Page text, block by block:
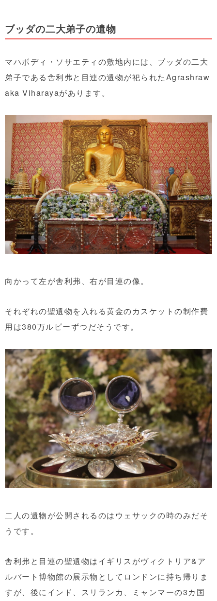
ブッダの二大弟子の遺物
マハボディ・ソサエティの敷地内には、ブッダの二大
弟子である舎利弗と目連の遺物が祀られたAgrashraw
aka Viharayaがあります。
向かって左が舎利弗、右が目連の像。
それぞれの聖遺物を入れる黄金のカスケットの制作費
用は380万ルピーずつだそうです。
二人の遺物が公開されるのはウェサックの時のみだそ
うです。
舎利弗と目連の聖遺物はイギリスがヴィクトリア&ア
ルバート博物館の展示物としてロンドンに持ち帰りま
すが、後にインド、スリランカ、ミャンマーの3カ国